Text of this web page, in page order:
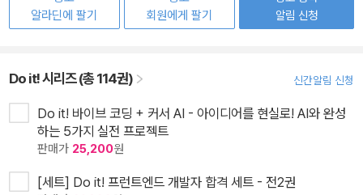
알라딘에 팔기
회원에게 팔기
알림 신청
Do it! 시리즈 (총 114권) 신간알림 신청
Do it! 바이브 코딩 + 커서 AI - 아이디어를 현실로! AI와 완성
하는 5가지 실전 프로젝트
판매가 25,200원
[세트] Do it! 프런트엔드 개발자 합격 세트 - 전2권